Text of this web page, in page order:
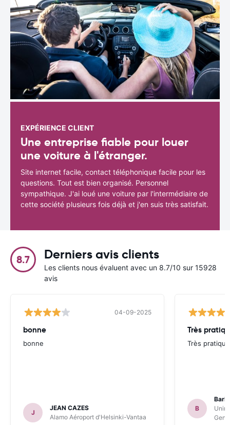
EXPÉRIENCE CLIENT
Une entreprise fiable pour louer
une voiture à l'étranger.
Site internet facile, contact téléphonique facile pour les
questions. Tout est bien organisé. Personnel
sympathique. J'ai loué une voiture par l'intermédiaire de
cette société plusieurs fois déjà et j'en suis très satisfait.
8.7 Derniers avis clients
Les clients nous évaluent avec un 8.7/10 sur 15928
avis
04-09-2025
bonne
bonne
J
JEAN CAZES
Alamo Aéroport d'Helsinki-Vantaa
Très
Très pratique
B